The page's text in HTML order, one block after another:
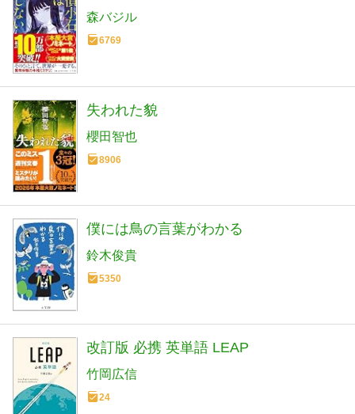
森バジル
6769
失われた貌
櫻田智也
8906
僕には鳥の言葉がわかる
鈴木俊貴
5350
改訂版 必携 英単語 LEAP
竹岡広信
24